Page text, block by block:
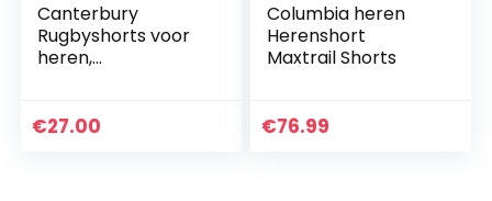
Canterbury
Rugbyshorts voor
heren,
€27.00
Columbia heren
Herenshort
Maxtrail Shorts
€76.99